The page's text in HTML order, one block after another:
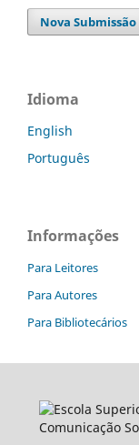
Nova Submissão
Idioma
English
Português
Informações
Para Leitores
Para Autores
Para Bibliotecários